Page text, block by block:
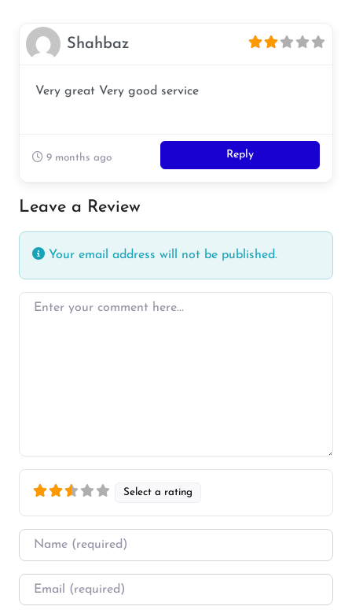
Shahbaz
Very great Very good service
9 months ago Reply
Leave a Review
Your email address will not be published.
Enter your comment here…
Select a rating
Name
Email